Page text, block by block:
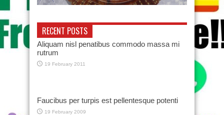
RECENT POSTS
Aliquam nisl penatibus commodo massa mi
rutrum
19 February 2011
Faucibus per turpis est pellentesque potenti
19 February 2009